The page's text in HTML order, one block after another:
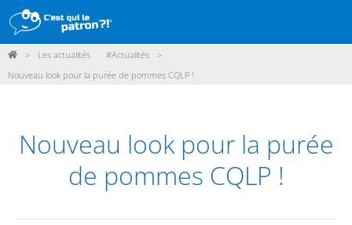
DÉMARCHE
POINTS DE VENTE
PARTICIPER
> Les actualités #Actualités
>
Nouveau look pour la purée de pommes CQLP !
Nouveau look pour la purée
de pommes CQLP !